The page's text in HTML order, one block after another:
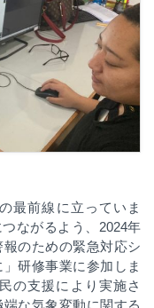
最前線に立っていま
ながるよう、 2024年
報のための緊急対応シ
研修事業に参加しま
の支援により実施さ
な気象変動に関する